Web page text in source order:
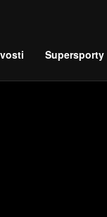
Supersporty